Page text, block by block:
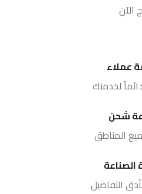
الآن
عملاء
لخدمتك
شحن
المناطق
التفاصيل